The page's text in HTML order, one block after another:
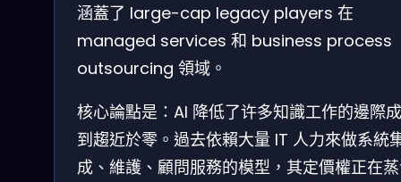
涵蓋了 large-cap legacy players 在
managed services 和 business process
outsourcing 領域。
核心論點是：AI 降低了许多知識工作的邊際
到趨近於零。過去依賴大量 IT 人力來做系統
成、維護、顧問服務的模型，其定價權正在